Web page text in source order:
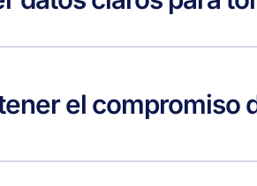
el compromiso